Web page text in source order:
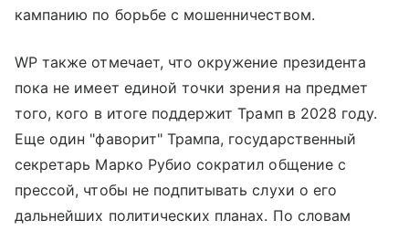
кампанию по борьбе с мошенничеством.
WP также отмечает, что окружение президента
пока не имеет единой точки зрения на предмет
того, кого в итоге поддержит Трамп в 2028 году.
Еще один "фаворит" Трампа, государственный
секретарь Марко Рубио сократил общение с
прессой, чтобы не подпитывать слухи о его
дальнейших политических планах. По словам